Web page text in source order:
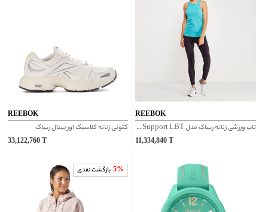
REEBOK
کتونی زنانه کلاسیک اورجینال ریباک
33,122,760
REEBOK
تاپ ورزشی زنانه ریباک مدل High Support LBT کد CF5893
11,334,840
5% بازگشت نقدی